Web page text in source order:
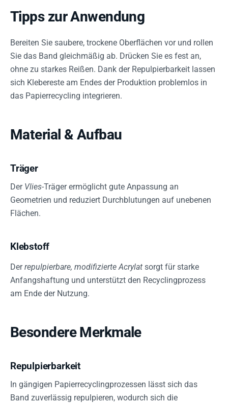
Tipps zur Anwendung
Bereiten Sie saubere, trockene Oberflächen vor und rollen
Sie das Band gleichmäßig ab. Drücken Sie es fest an,
ohne zu starkes Reißen. Dank der Repulpierbarkeit lassen
sich Klebereste am Endes der Produktion problemlos in
das Papierrecycling integrieren.
Material & Aufbau
Träger
Der Vlies-Träger ermöglicht gute Anpassung an
Geometrien und reduziert Durchblutungen auf unebenen
Flächen.
Klebstoff
Derrepulpierbare, modifizierte Acrylat sorgt für starke
Anfangshaftung und unterstützt den Recyclingprozess
am Ende der Nutzung.
Besondere Merkmale
Repulpierbarkeit
In gängigen Papierrecyclingprozessen lässt sich das
Band zuverlässig repulpieren, wodurch sich die